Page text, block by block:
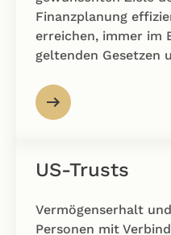
Finanzplanung
erreichen, immer im
geltenden Gesetzen
US-Trusts
Vermögenserhalt
Personen mit